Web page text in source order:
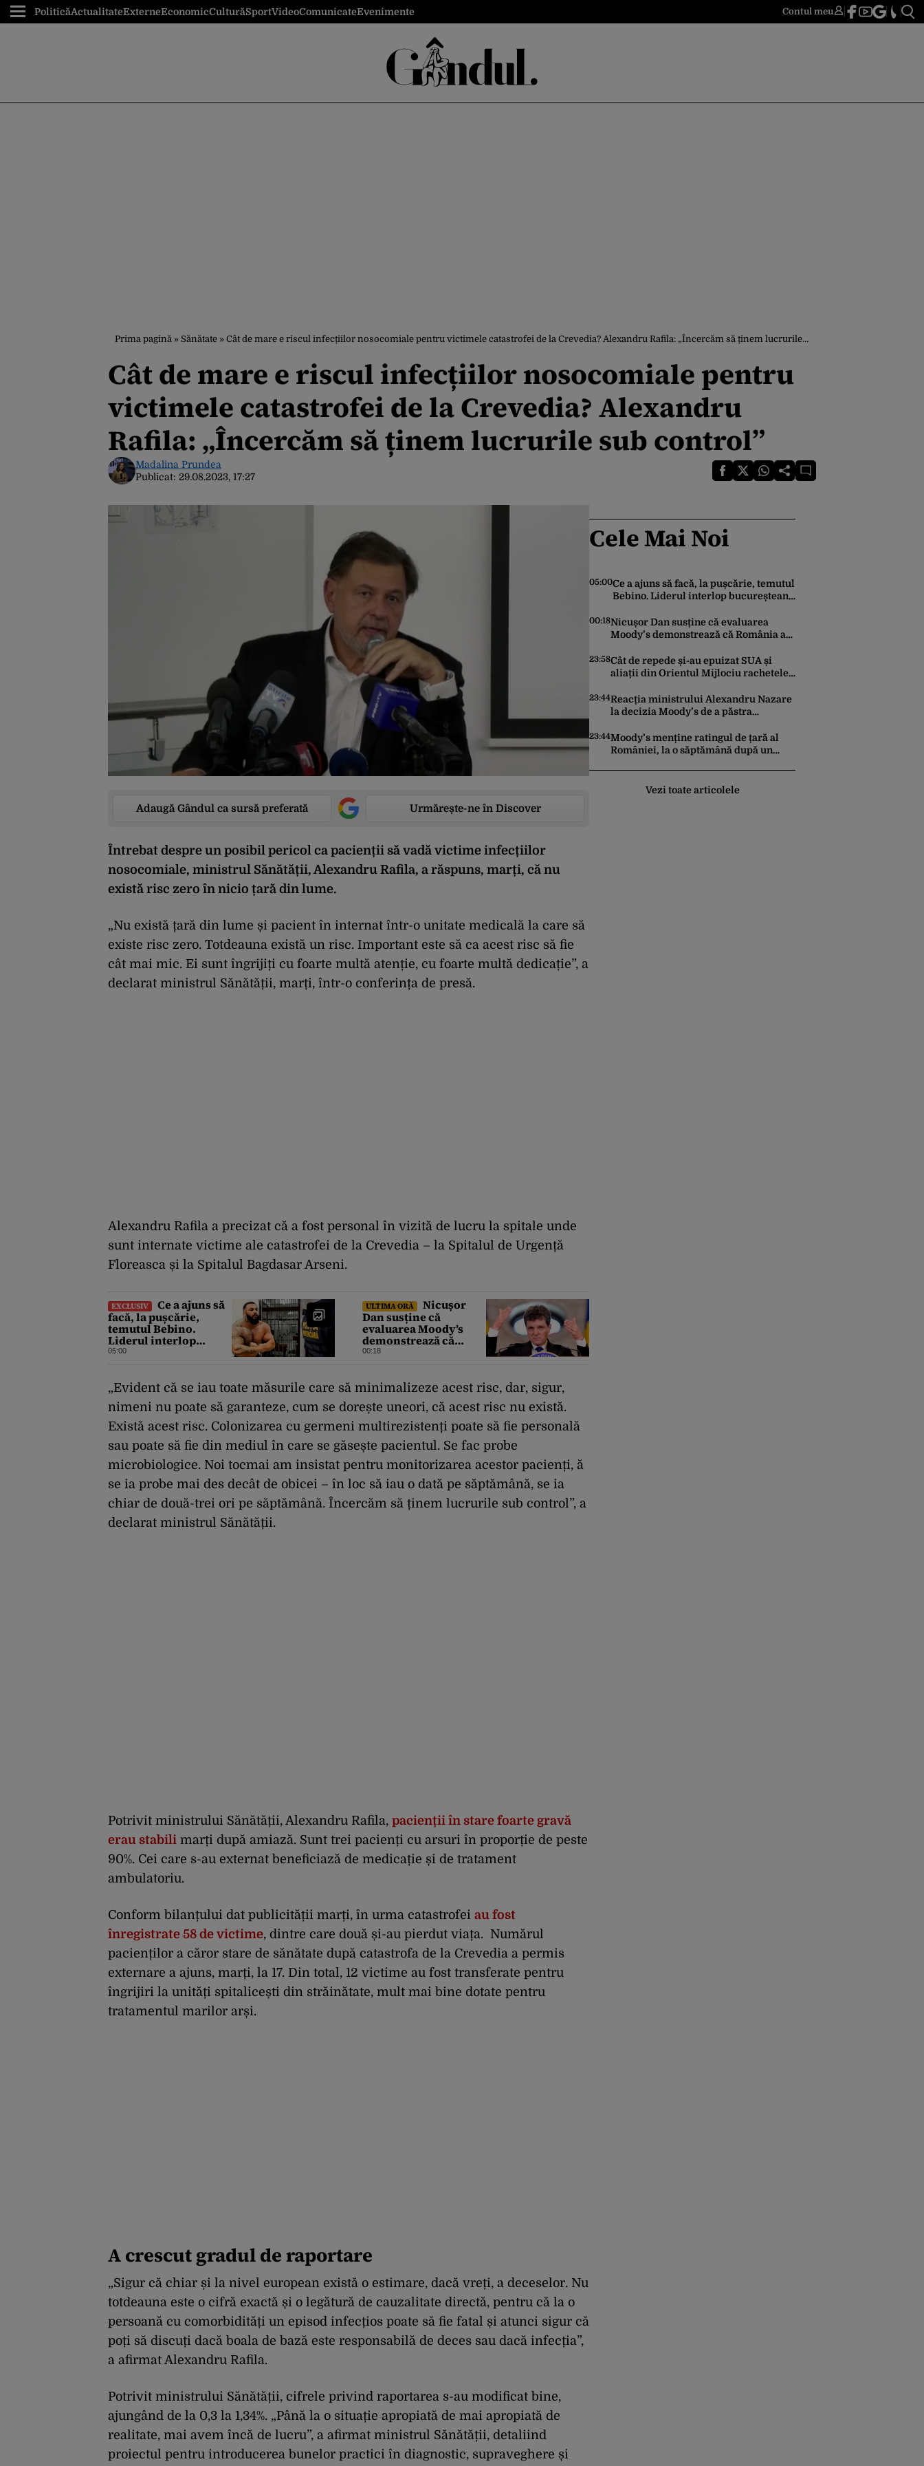
PoliticăActualitateExterneEconomicCulturăSportVideoComunicateEvenimente Contul meu
Prima pagină » Sănătate » Cât de mare e riscul infecțiilor nosocomiale pentru victimele catastrofei de la Crevedia? Alexandru Rafila: „Încercăm să ținem lucrurile sub control”
Cât de mare e riscul infecțiilor nosocomiale pentru
victimele catastrofei de la Crevedia? Alexandru
Rafila: „Încercăm să ținem lucrurile sub control”
Madalina Prundea
Publicat: 29.08.2023, 17:27
Adaugă Gândul ca sursă preferată Urmărește-ne în Discover
Întrebat despre un posibil pericol ca pacienții să vadă victime infecțiilor
nosocomiale, ministrul Sănătății, Alexandru Rafila, a răspuns, marți, că nu
există risc zero în nicio țară din lume.
„Nu există țară din lume și pacient în internat într-o unitate medicală la care să
existe risc zero. Totdeauna există un risc. Important este să ca acest risc să fie
cât mai mic. Ei sunt îngrijiți cu foarte multă atenție, cu foarte multă dedicație”, a
declarat ministrul Sănătății, marți, într-o conferința de presă.
Alexandru Rafila a precizat că a fost personal în vizită de lucru la spitale unde
sunt internate victime ale catastrofei de la Crevedia – la Spitalul de Urgență
Floreasca și la Spitalul Bagdasar Arseni.
EXCLUSIV
Ce a ajuns să
facă, la pușcărie,
temutul Bebino.
Liderul interlop
bucureștean, trimis la
05:00
ULTIMA ORĂ
Nicușor
Dan susține că
evaluarea Moody’s
demonstrează că
România a făcut pașii
investitorilor: „Totuși,
perspectiva rămâne
rezervată”
00:18
„Evident că se iau toate măsurile care să minimalizeze acest risc, dar, sigur,
nimeni nu poate să garanteze, cum se dorește uneori, că acest risc nu există.
Există acest risc. Colonizarea cu germeni multirezistenți poate să fie personală
sau poate să fie din mediul în care se găsește pacientul. Se fac probe
microbiologice. Noi tocmai am insistat pentru monitorizarea acestor pacienți, ă
se ia probe mai des decât de obicei – în loc să iau o dată pe săptămână, se ia
chiar de două-trei ori pe săptămână. Încercăm să ținem lucrurile sub control”, a
declarat ministrul Sănătății.
Potrivit ministrului Sănătății, Alexandru Rafila, pacienții în stare foarte gravă
erau stabili marți după amiază. Sunt trei pacienți cu arsuri în proporție de peste
90%. Cei care s-au externat beneficiază de medicație și de tratament
ambulatoriu.
Conform bilanțului dat publicității marți, în urma catastrofei au fost
înregistrate 58 de victime, dintre care două și-au pierdut viața. Numărul
pacienților a căror stare de sănătate după catastrofa de la Crevedia a permis
externare a ajuns, marți, la 17. Din total, 12 victime au fost transferate pentru
îngrijiri la unități spitalicești din străinătate, mult mai bine dotate pentru
tratamentul marilor arși.
A crescut gradul de raportare
„Sigur că chiar și la nivel european există o estimare, dacă vreți, a deceselor. Nu
totdeauna este o cifră exactă și o legătură de cauzalitate directă, pentru că la o
persoană cu comorbidități un episod infecțios poate să fie fatal și atunci sigur că
poți să discuți dacă boala de bază este responsabilă de deces sau dacă infecția”,
a afirmat Alexandru Rafila.
Potrivit ministrului Sănătății, cifrele privind raportarea s-au modificat bine,
ajungând de la 0,3 la 1,34%. „Până la o situație apropiată de mai apropiată de
realitate, mai avem încă de lucru”, a afirmat ministrul Sănătății, detaliind
proiectul pentru introducerea bunelor practici în diagnostic, supraveghere și
Cele Mai Noi
05:00Ce a ajuns să facă, la pușcărie, temutul
Bebino. Liderul interlop bucureștean,
00:18Nicușor Dan susține că evaluarea
Moody’s demonstrează că România a
încrederea investitorilor: „Totuși,
perspectiva rămâne rezervată”
23:58Cât de repede și-au epuizat SUA și
aliații din Orientul Mijlociu rachetele
23:44Reacția ministrului Alexandru Nazare
la decizia Moody’s de a păstra
„Este un răgaz, dar în niciun caz un
motiv de relaxare”
23:44Moody’s menține ratingul de țară al
României, la o săptămână după un
principala vulnerabilitate din raport
Vezi toate articolele